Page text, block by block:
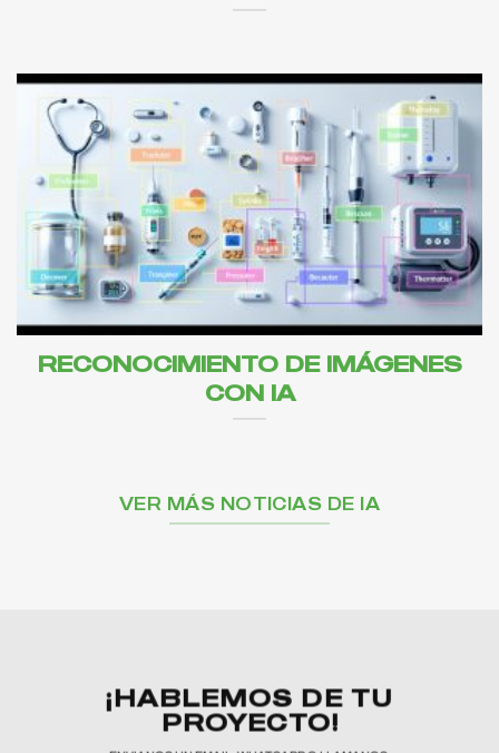
RECONOCIMIENTO DE IMÁGENES
CON IA
VER MÁS NOTICIAS DE IA
¡HABLEMOS DE TU
PROYECTO!